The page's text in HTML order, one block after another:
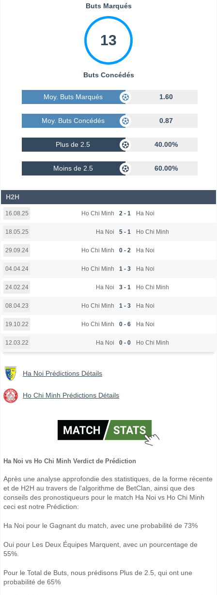
Buts Marqués
13
Buts Concédés
Moy. Buts Marqués 1.60
Moy. Buts Concédés 0.87
Plus de 2.5 40.00%
Moins de 2.5 60.00%
H2H
16.08.25 Ho Chi Minh 2 - 1 Ha Noi
18.05.25 Ha Noi 5 - 1 Ho Chi Minh
29.09.24 Ho Chi Minh 0 - 2 Ha Noi
04.04.24 Ho Chi Minh 1 - 3 Ha Noi
24.02.24 Ha Noi 3 - 1 Ho Chi Minh
08.04.23 Ho Chi Minh 1 - 3 Ha Noi
19.10.22 Ho Chi Minh 0 - 6 Ha Noi
12.03.22 Ha Noi 0 - 0 Ho Chi Minh
Ha Noi Prédictions Détails
Ho Chi Minh Prédictions Détails
Ha Noi vs Ho Chi Minh Verdict de Prédiction
Après une analyse approfondie des statistiques, de la forme récente
et de H2H au travers de l'algorithme de BetClan, ainsi que des
conseils des pronostiqueurs pour le match Ha Noi vs Ho Chi Minh
ceci est notre Prédiction:
Ha Noi pour le Gagnant du match, avec une probabilité de 73%
Oui pour Les Deux Équipes Marquent, avec un pourcentage de
55%.
Pour le Total de Buts, nous prédisons Plus de 2.5, qui ont une
probabilité de 65%